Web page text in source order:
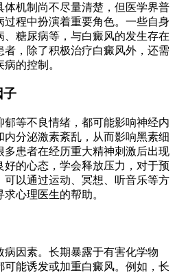
机制尚不尽量清楚，但医学界普
程中扮演着重要角色。一些自身
糖尿病等，与白癜风的发生存在
，除了积极治疗白癜风外，还需
的控制。
子
等不良情绪，都可能影响神经内
分泌激素紊乱，从而影响黑素细
多患者在经历重大精神刺激后出现
的心态，学会释放压力，对于预
可以通过运动、冥想、听音乐等方
心理医生的帮助。
因素。长期暴露于有害化学物
可能诱发或加重白癜风。例如，长